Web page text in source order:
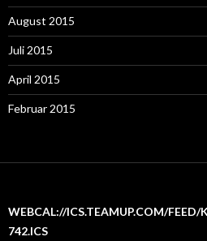
August 2015
Juli 2015
April 2015
Februar 2015
WEBCAL://ICS.TEAMUP.COM/
742.ICS